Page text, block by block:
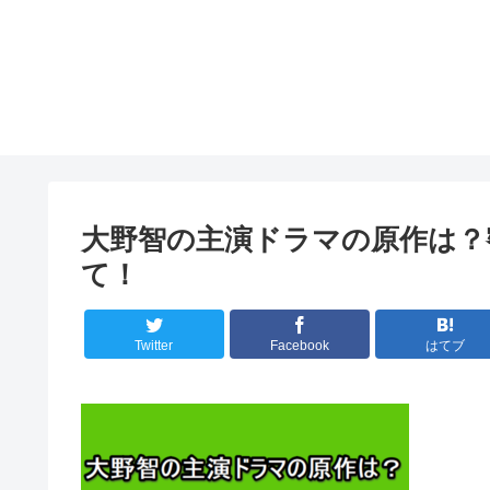
大野智の主演ドラマの原作は
て！
Twitter Facebook はてブ